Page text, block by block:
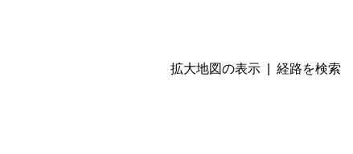
拡大地図の表示 経路を検索